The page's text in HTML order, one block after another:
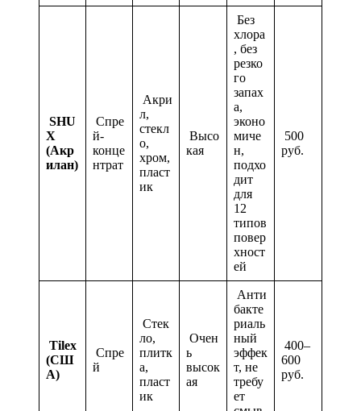
SHU
X
(Акр
илан)
Спре
й-
конце
нтрат
Акри
л,
стекл
о,
хром,
пласт
ик
Высо
кая
Без
хлора
, без
резко
го
запах
а,
эконо
миче
н,
подхо
дит
для
12
типов
повер
хност
ей
500
руб.
Tilex
(СШ
А)
Спре
й
Стек
ло,
плитк
а,
пласт
ик
Очен
ь
высок
ая
Анти
бакте
риаль
ный
эффек
т, не
требу
ет
400–
600
руб.